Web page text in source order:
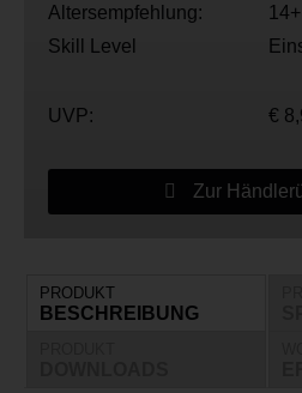
Altersempfehlung:
14+
Skill Level
UVP: €
Zur
PRODUKT
BESCHREIBUNG